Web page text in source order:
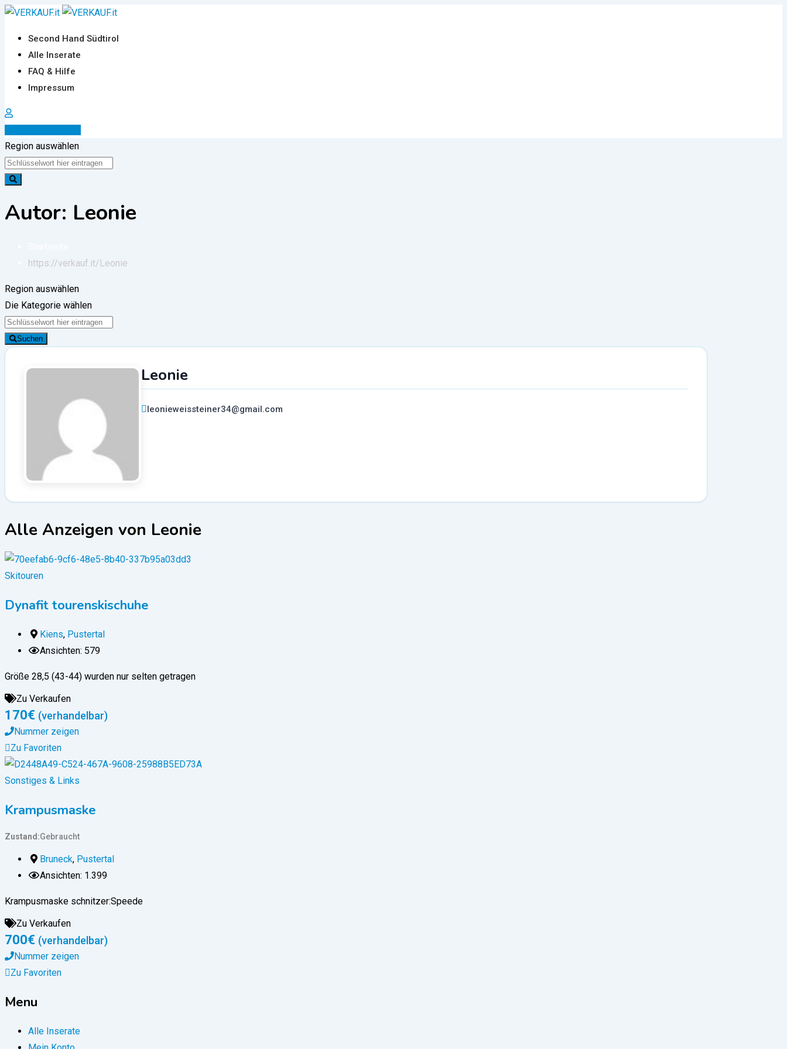
Zum
springen
Second Hand Südtirol
Alle Inserate
FAQ & Hilfe
Impressum
Region auswählen
Autor: Leonie
https://verkauf.it/ Leonie
Region auswählen
Die Kategorie wählen
Suchen
Leonie
leonieweissteiner34@gmail.com
Alle Anzeigen von Leonie
Skitouren
Dynafit tourenskischuhe
Kiens, Pustertal
Ansichten: 579
Größe 28,5 (43-44) wurden nur selten getragen
Zu Verkaufen
170€ (verhandelbar)
Nummer zeigen
Zu Favoriten
Sonstiges & Links
Krampusmaske
Zustand Gebraucht
Bruneck, Pustertal
Ansichten: 1.399
Krampusmaske schnitzer:Speede
Zu Verkaufen
700€ (verhandelbar)
Nummer zeigen
Zu Favoriten
Menu
Alle Inserate